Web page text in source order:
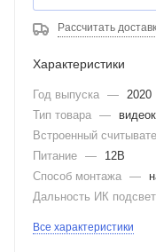
Рассчитать
Характеристики
Год выпуска —
2020
Тип товара —
Встроенный
Питание —
12В
Способ монтажа —
Дальность ИК
Все характеристики